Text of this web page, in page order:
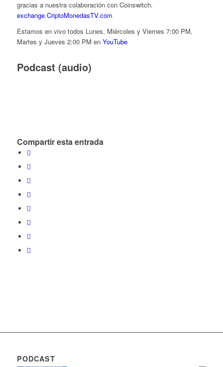
gracias a nuestra colaboración con Coinswitch.
exchange.CriptoMonedasTV.com
Estamos en vivo todos Lunes, Miércoles y Viernes 7:00 PM,
Martes y Jueves 2:00 PM en YouTube
Podcast (audio)
Compartir esta entrada
PODCAST